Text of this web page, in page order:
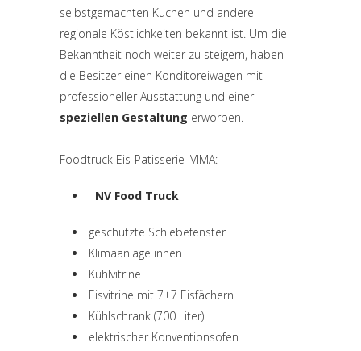
selbstgemachten Kuchen und andere
regionale Köstlichkeiten bekannt ist. Um die
Bekanntheit noch weiter zu steigern, haben
die Besitzer einen Konditoreiwagen mit
professioneller Ausstattung und einer
speziellen Gestaltung erworben.
Foodtruck Eis-Patisserie IVIMA:
NV Food Truck
(si apre in una nuova scheda)
geschützte Schiebefenster
Klimaanlage innen
Kühlvitrine
Eisvitrine mit 7+7 Eisfächern
Kühlschrank (700 Liter)
elektrischer Konventionsofen